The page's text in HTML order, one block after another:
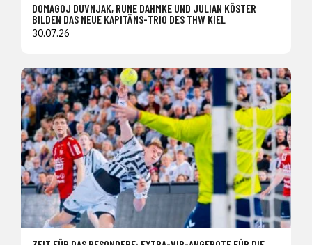
DOMAGOJ DUVNJAK, RUNE DAHMKE UND JULIAN KÖSTER
BILDEN DAS NEUE KAPITÄNS-TRIO DES THW KIEL
30.07.26